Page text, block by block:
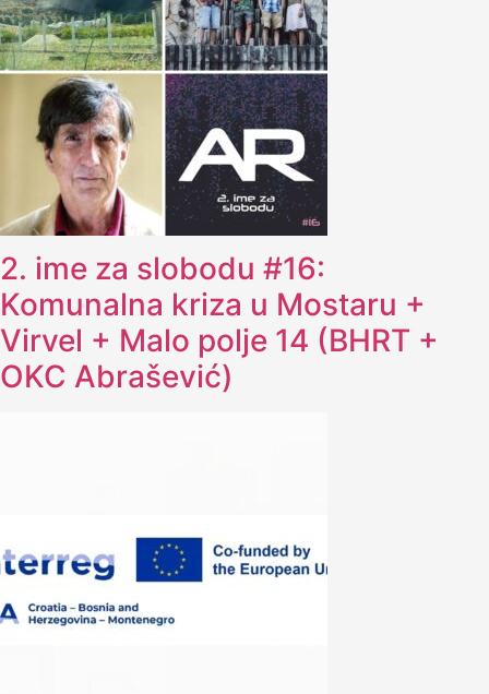
2. ime za slobodu #16:
Komunalna kriza u Mostaru +
Virvel + Malo polje 14 (BHRT +
OKC Abrašević)